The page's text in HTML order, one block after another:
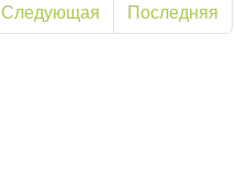
Следующая Последняя